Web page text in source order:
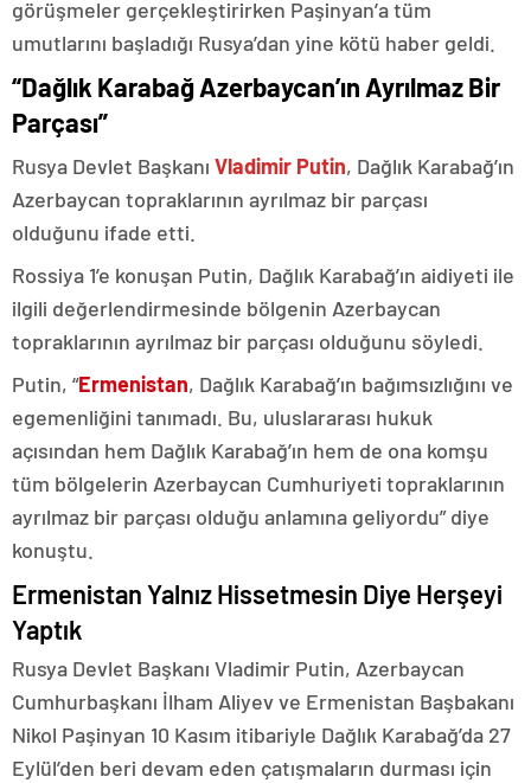
görüşmeler gerçekleştirirken Paşinyan’a tüm
umutlarını başladığı Rusya’dan yine kötü haber geldi.
“Dağlık Karabağ Azerbaycan’ın Ayrılmaz Bir
Parçası”
Rusya Devlet Başkanı Vladimir Putin, Dağlık Karabağ’ın
Azerbaycan topraklarının ayrılmaz bir parçası
olduğunu ifade etti.
Rossiya 1’e konuşan Putin, Dağlık Karabağ’ın aidiyeti ile
ilgili değerlendirmesinde bölgenin Azerbaycan
topraklarının ayrılmaz bir parçası olduğunu söyledi.
Putin, “Ermenistan, Dağlık Karabağ’ın bağımsızlığını ve
egemenliğini tanımadı. Bu, uluslararası hukuk
açısından hem Dağlık Karabağ’ın hem de ona komşu
tüm bölgelerin Azerbaycan Cumhuriyeti topraklarının
ayrılmaz bir parçası olduğu anlamına geliyordu” diye
konuştu.
Ermenistan Yalnız Hissetmesin Diye Herşeyi
Yaptık
Rusya Devlet Başkanı Vladimir Putin, Azerbaycan
Cumhurbaşkanı İlham Aliyev ve Ermenistan Başbakanı
Nikol Paşinyan 10 Kasım itibariyle Dağlık Karabağ’da 27
Eylül’den beri devam eden çatışmaların durması için